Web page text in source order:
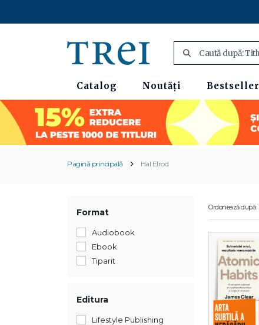
Catalog Noutăți Bestseller
Pagină principală Hal Elrod
Format
Audiobook
Ebook
Tiparit
Editura
Lifestyle Publishing
Ordonează după: